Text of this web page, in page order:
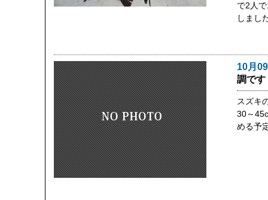
で2人
しまし
10月
調です
スズキ
30～
める予